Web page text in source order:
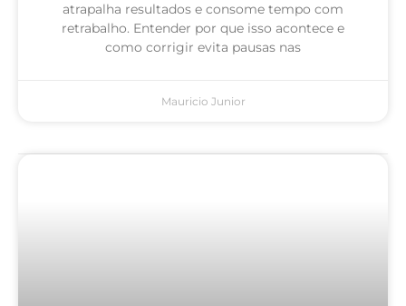
atrapalha resultados e consome tempo com
retrabalho. Entender por que isso acontece e
como corrigir evita pausas nas
Mauricio Junior